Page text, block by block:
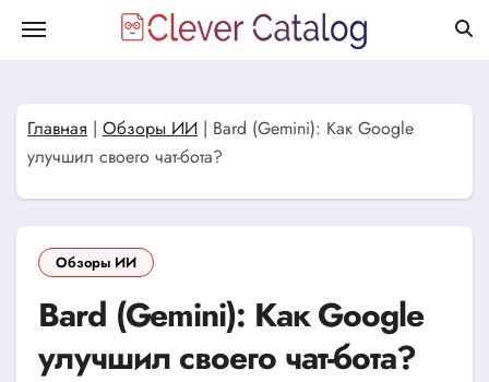
Главная | Обзоры ИИ | Bard (Gemini): Как Google
улучшил своего чат-бота?
Обзоры ИИ
Bard (Gemini): Как Google
улучшил своего чат-бота?